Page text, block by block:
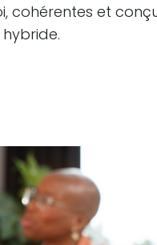
cohérentes et